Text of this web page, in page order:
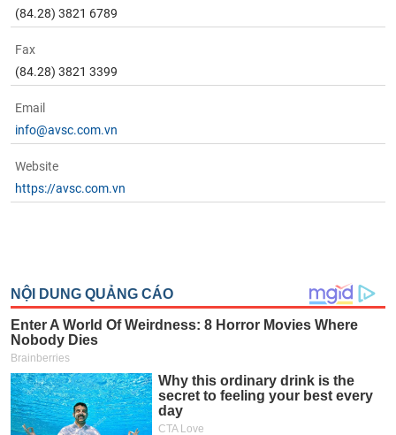
(84.28) 3821 6789
Fax
(84.28) 3821 3399
Email
info@avsc.com.vn
Website
https://avsc.com.vn